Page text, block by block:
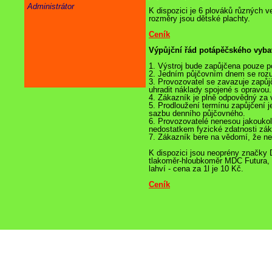
K dispozici je 6 plováků různých
rozměry jsou dětské plachty.
Ceník
Výpůjční řád potápěčského
1. Výstroj bude zapůjčena pouze
2. Jedním půjčovním dnem se
3. Provozovatel se zavazuje
uhradit náklady spojené s
4. Zákazník je plně odpovědný
5. Prodloužení termínu zapůjčení
sazbu denního půjčovného.
6. Provozovatelé nenesou
nedostatkem fyzické zdatnosti
7. Zákazník bere na vědomí, že
K dispozici jsou neoprény
tlakoměr-hloubkoměr MDC
lahví - cena za 1l je 10 Kč.
Ceník
Administrátor